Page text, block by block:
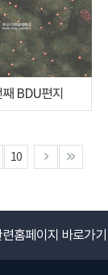
BDU편지
10
홈페이지 바로가기